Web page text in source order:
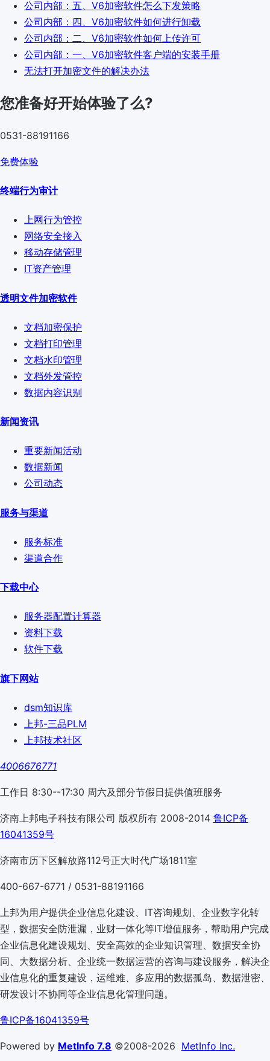
公司内部：五、V6加密软件怎么下发策略
公司内部：四、V6加密软件如何进行卸载
公司内部：二、V6加密软件如何上传许可
公司内部：一、V6加密软件客户端的安装手册
无法打开加密文件的解决办法
您准备好开始体验了么?
0531-88191166
免费体验
终端行为审计
上网行为管控
网络安全接入
移动存储管理
IT资产管理
透明文件加密软件
文档加密保护
文档打印管理
文档水印管理
文档外发管控
数据内容识别
新闻资讯
重要新闻活动
数据新闻
公司动态
服务与渠道
服务标准
渠道合作
下载中心
服务器配置计算器
资料下载
软件下载
旗下网站
dsm知识库
上邦-三品PLM
上邦技术社区
4006676771
工作日 8:30--17:30 周六及部分节假日提供值班服务
济南上邦电子科技有限公司 版权所有 2008-2014 鲁ICP备
16041359号
济南市历下区解放路112号正大时代广场1811室
400-667-6771 / 0531-88191166
上邦为用户提供企业信息化建设、IT咨询规划、企业数字化转
型，数据安全防泄漏，业财一体化等IT增值服务，帮助用户完成
企业信息化建设规划、安全高效的企业知识管理、数据安全协
同、大数据分析、企业统一数据运营的咨询与建设服务，解决企
业信息化的重复建设，运维难、多应用的数据孤岛、数据泄密、
研发设计不协同等企业信息化管理问题。
鲁ICP备16041359号
Powered by MetInfo 7.8 ©2008-2026 MetInfo Inc.